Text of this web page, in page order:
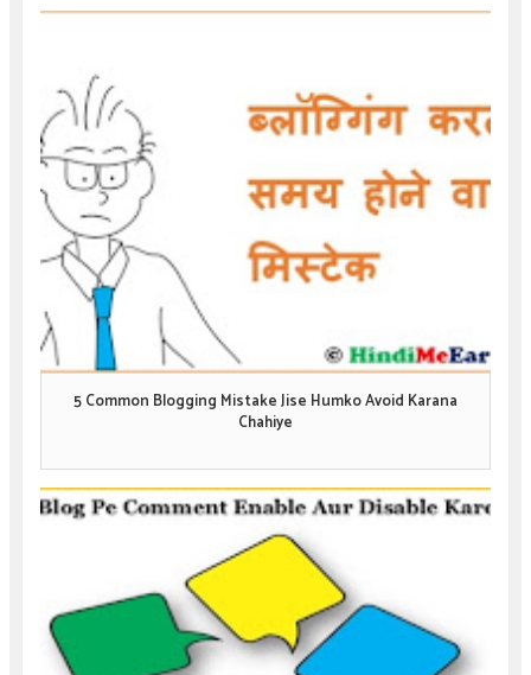
5 Common Blogging Mistake Jise Humko Avoid Karana
Chahiye